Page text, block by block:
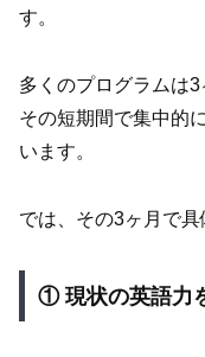
す。
多くのプログラムは3
その短期間で集中的
います。
では、その3ヶ月で具
① 現状の英語力